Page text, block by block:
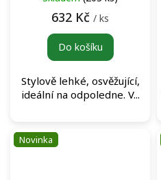
632 Kč / ks
Do košíku
Stylově lehké, osvěžující,
ideální na odpoledne. V...
Novinka